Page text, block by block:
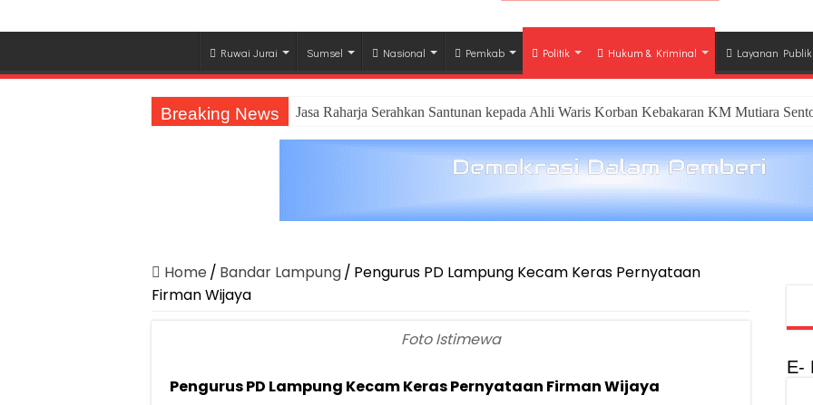
Ruwai Jurai Sumsel Nasional Pemkab Politik Hukum & Kriminal Layanan Publik
Breaking News Jasa Raharja Serahkan Santunan kepada Ahli Waris Korban Kebakaran KM Mutiara
Home / Bandar Lampung/ Pengurus PD Lampung Kecam Keras Pernyataan
Firman Wijaya
Foto Istimewa
Pengurus PD Lampung Kecam Keras Pernyataan Firman Wijaya
E-